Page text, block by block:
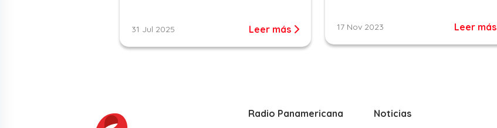
31 Jul 2025 Leer más 17 Nov 2023 Leer más
Radio Panamericana
Noticias